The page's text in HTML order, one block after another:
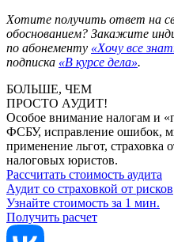
Хотите получить ответ на
обоснованием? Закажите
по абонементу «Хочу все
подписка «В курсе дела».
БОЛЬШЕ, ЧЕМ
ПРОСТО АУДИТ!
Особое внимание налогам и
ФСБУ, исправление ошибок,
применение льгот,
налоговых юристов.
Рассчитать стоимость аудита
Аудит со страховкой от рисков
Узнайте стоимость за 1 мин.
Получить расчет